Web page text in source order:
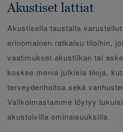
Akustiset lattiat
Akustisella taustalla
erinomainen ratkaisu tiloihin,
vaatimukset akustiikan tai
koskee monia julkisia tiloja,
terveydenhoitoa sekä
Valikoimastamme löytyy
akustoivilla ominaisuuksilla.